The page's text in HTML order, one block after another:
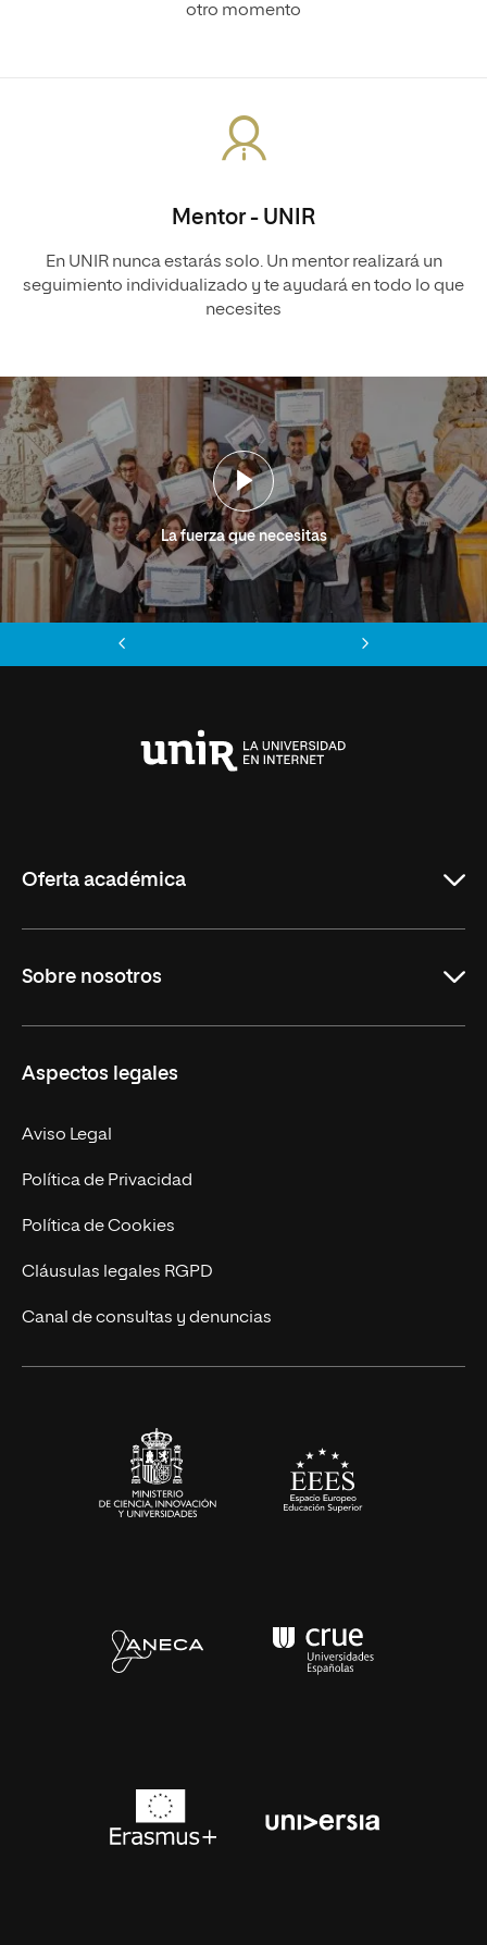
otro momento
Mentor - UNIR
En UNIR nunca estarás solo. Un mentor realizará un
seguimiento individualizado y te ayudará en todo lo que
necesites
La fuerza que necesitas
Oferta académica
Másteres Oficiales
Másteres Propios
Doctorados
Experto Universitario
Postgrados
Cursos Universitarios
Sobre nosotros
Facultades
Nuestro Equipo
Trabaja en UNIR
Actualidad
UNIR Revista
Eventos
Aspectos legales
Aviso Legal
Política de Privacidad
Política de Cookies
Cláusulas legales RGPD
Canal de consultas y denuncias